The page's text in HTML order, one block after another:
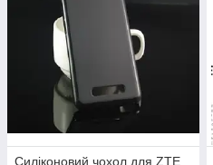
Силіконовий чохол для ZTE